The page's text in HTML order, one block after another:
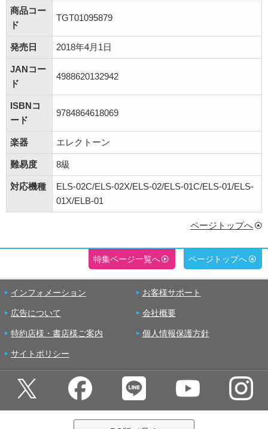
商品コー
ド
TGT01095879
発売日 2018年4月1日
JANコー
ド
4988620132942
ISBNコ
ード
9784864618069
楽器 エレクトーン
難易度 8級
対応機種
ELS-02C/ELS-02X/ELS-02/ELS-01C/ELS-01/ELS-
01X/ELB-01
ページトップへ
特集ページ一覧へ ページトップへ
インフォメーション お客様サポート
広告について 会社概要
特約店様・書店様ご案内 個人情報保護方針
サイトポリシー